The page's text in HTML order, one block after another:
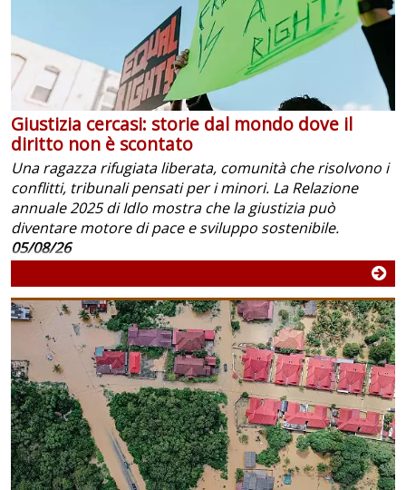
Giustizia cercasi: storie dal mondo dove il
diritto non è scontato
Una ragazza rifugiata liberata, comunità che risolvono i
conflitti, tribunali pensati per i minori. La Relazione
annuale 2025 di Idlo mostra che la giustizia può
diventare motore di pace e sviluppo sostenibile.
05/08/26